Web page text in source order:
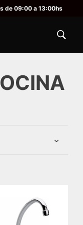
de 09:00 a 13:00hs